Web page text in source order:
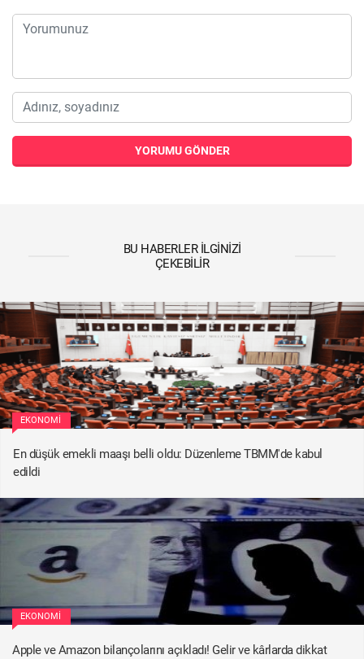
YORUMU GÖNDER
BU HABERLER İLGINIZI
ÇEKEBILIR
EKONOMI
En düşük emekli maaşı belli oldu: Düzenleme TBMM'de kabul
edildi
EKONOMI
Apple ve Amazon bilançolarını açıkladı! Gelir ve kârlarda dikkat